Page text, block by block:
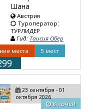
Шана
Австрия
Туроператор:
ТУРЛИДЕР
Гид: Таисия Обер
места
5 мест
23 сентября - 01
октября 2026
8 ночей